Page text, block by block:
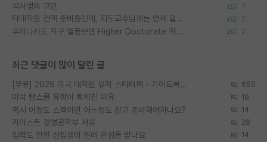
석사생의 고민 2
타대학원 컨텍 준비중인데, 지도교수님께는 언제 말씀드려야 할까요? 2
우리나라도 학구 열풍보면 Higher Doctorate 학위가 필요하다고 봅니다. 2
최근 댓글이 많이 달린 글
[무료] 2026 미국 대학원 유학 스타터팩 - 가이드북 & 합격자 컨택메일 템플릿 650
미박 탑스쿨 유학이 빡세진 이유 19
혹시 이정도 스펙이면 어느정도 잡고 준비해야하나요? 14
카이스트 경영공학부 서류 28
입학도 안한 신입생이 원래 관심을 받나요 14